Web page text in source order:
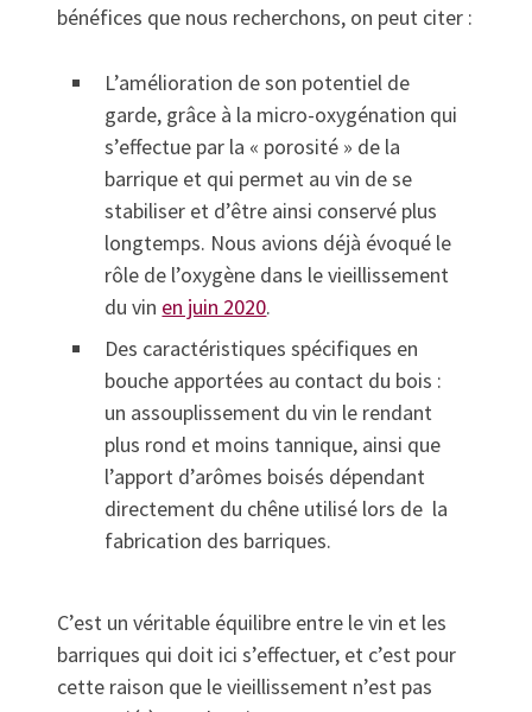
bénéfices que nous recherchons, on peut citer :
L’amélioration de son potentiel de
garde, grâce à la micro-oxygénation qui
s’effectue par la « porosité » de la
barrique et qui permet au vin de se
stabiliser et d’être ainsi conservé plus
longtemps. Nous avions déjà évoqué le
rôle de l’oxygène dans le vieillissement
du vin en juin 2020.
Des caractéristiques spécifiques en
bouche apportées au contact du bois :
un assouplissement du vin le rendant
plus rond et moins tannique, ainsi que
l’apport d’arômes boisés dépendant
directement du chêne utilisé lors de la
fabrication des barriques.
C’est un véritable équilibre entre le vin et les
barriques qui doit ici s’effectuer, et c’est pour
cette raison que le vieillissement n’est pas